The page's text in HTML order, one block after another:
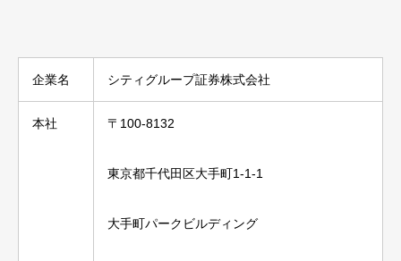
企業名 シティグループ証券株式会社
本社 〒100-8132
東京都千代田区大手町1-1-1
大手町パークビルディング